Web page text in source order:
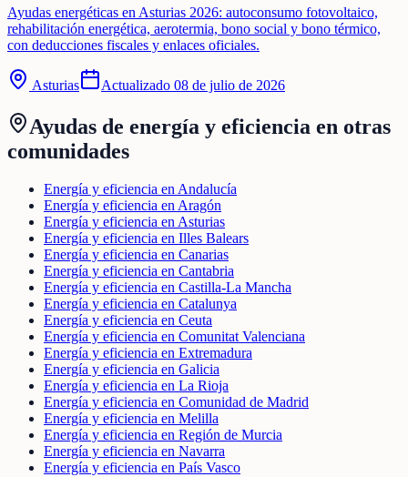
Ayudas energéticas en Asturias 2026: autoconsumo fotovoltaico,
rehabilitación energética, aerotermia, bono social y bono térmico,
con deducciones fiscales y enlaces oficiales.
Asturias Actualizado 08 de julio de 2026
Ayudas de energía y eficiencia en otras
comunidades
Energía y eficiencia en Andalucía
Energía y eficiencia en Aragón
Energía y eficiencia en Asturias
Energía y eficiencia en Illes Balears
Energía y eficiencia en Canarias
Energía y eficiencia en Cantabria
Energía y eficiencia en Castilla-La Mancha
Energía y eficiencia en Catalunya
Energía y eficiencia en Ceuta
Energía y eficiencia en Comunitat Valenciana
Energía y eficiencia en Extremadura
Energía y eficiencia en Galicia
Energía y eficiencia en La Rioja
Energía y eficiencia en Comunidad de Madrid
Energía y eficiencia en Melilla
Energía y eficiencia en Región de Murcia
Energía y eficiencia en Navarra
Energía y eficiencia en País Vasco